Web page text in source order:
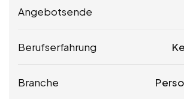
Angebotsende
Berufserfahrung
Branche